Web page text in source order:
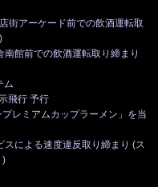
街アーケード前での飲酒運転取
館前での飲酒運転取り締まり
ム
飛行 予行
レミアムカップラーメン」を当
による速度違反取り締まり (ス
)